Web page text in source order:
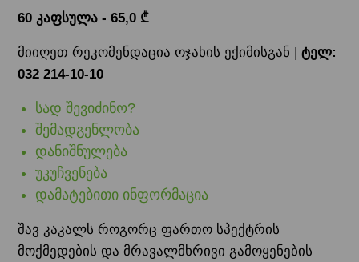
60 კაფსულა - 65,0 ₾
მიიღეთ რეკომენდაცია ოჯახის ექიმისგან | ტელ:
032 214-10-10
სად შევიძინო?
შემადგენლობა
დანიშნულება
უკუჩვენება
დამატებითი ინფორმაცია
შავ კაკალს როგორც ფართო სპექტრის
მოქმედების და მრავალმხრივი გამოყენების